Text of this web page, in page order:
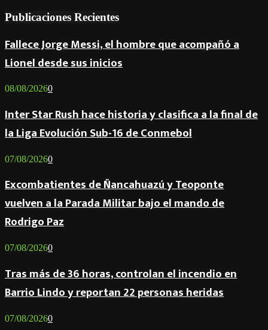
Publicaciones Recientes
Fallece Jorge Messi, el hombre que acompañó a
Lionel desde sus inicios
08/08/20260
Inter Star Rush hace historia y clasifica a la final de
la Liga Evolución Sub-16 de Conmebol
07/08/20260
Excombatientes de Ñancahuazú y Teoponte
vuelven a la Parada Militar bajo el mando de
Rodrigo Paz
07/08/20260
Tras más de 36 horas, controlan el incendio en
Barrio Lindo y reportan 22 personas heridas
07/08/20260